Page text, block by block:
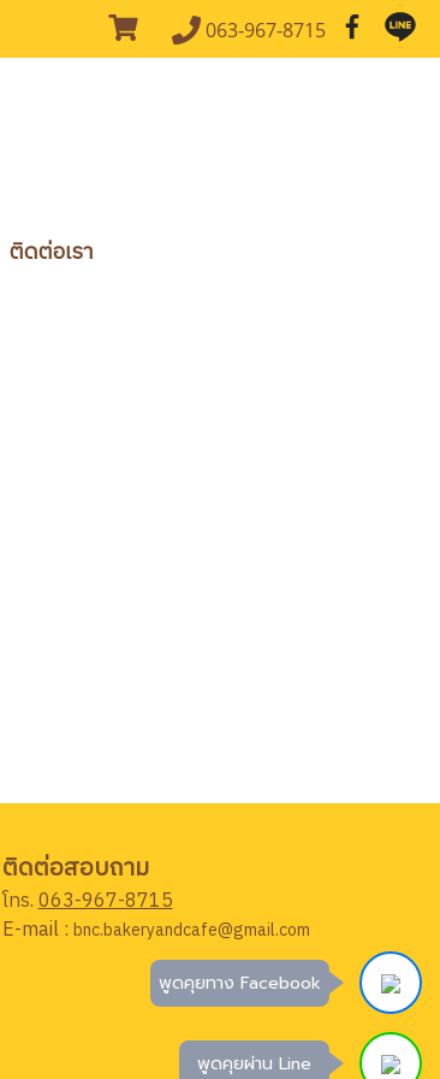
063-967-8715
ติดต่อเรา
ติดต่อสอบถาม
โทร.063-967-8715
E-mail : bnc.bakeryandcafe@gmail.com
พูดคุยทาง Facebook
พูดคุยผ่าน Line